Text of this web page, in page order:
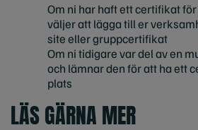
Om ni har haft ett certifikat
väljer att lägga till er
site eller gruppcertifikat
Om ni tidigare var del av en
och lämnar den för att ha ett
plats
LÄS GÄRNA MER